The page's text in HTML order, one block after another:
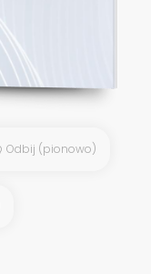
Odbij (pionowo)